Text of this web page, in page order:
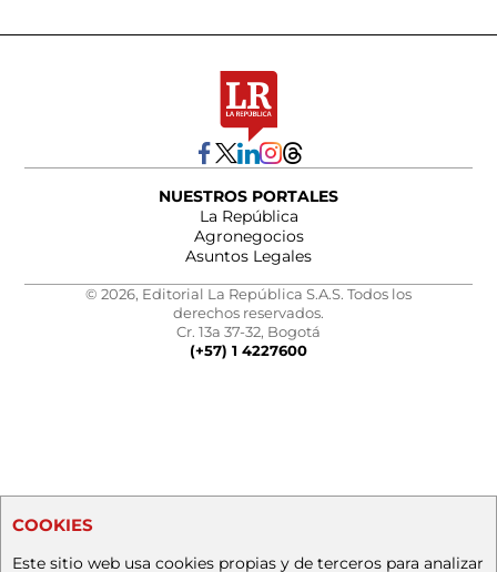
NUESTROS PORTALES
La República
Agronegocios
Asuntos Legales
© 2026, Editorial La República S.A.S. Todos los
derechos reservados.
Cr. 13a 37-32, Bogotá
(+57) 1 4227600
COOKIES
Este sitio web usa cookies propias y de terceros para analizar